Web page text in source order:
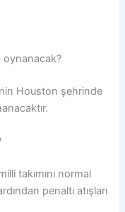
oynanacak?
Houston şehrinde
takımını normal
penaltı atışları